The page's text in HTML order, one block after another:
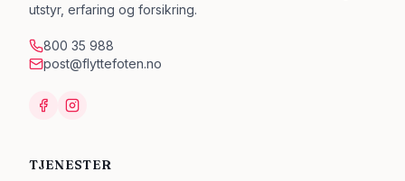
utstyr, erfaring og forsikring.
800 35 988
post@flyttefoten.no
TJENESTER